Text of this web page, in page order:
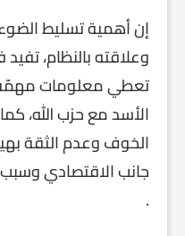
إن أهمية تسليط
وعلاقته بالنظام،
تعطي معلومات
الأسد مع حزب الله،
الخوف وعدم الثقة
جانب الاقتصادي
.